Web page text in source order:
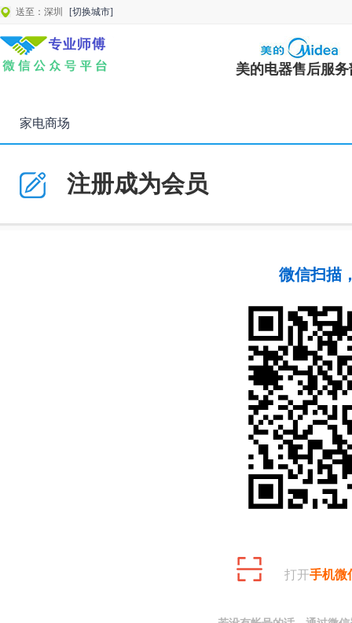
送至：深圳 [切换城市]
美的电器售后服务
家电商场
注册成为会员
微信扫描
打开手机微